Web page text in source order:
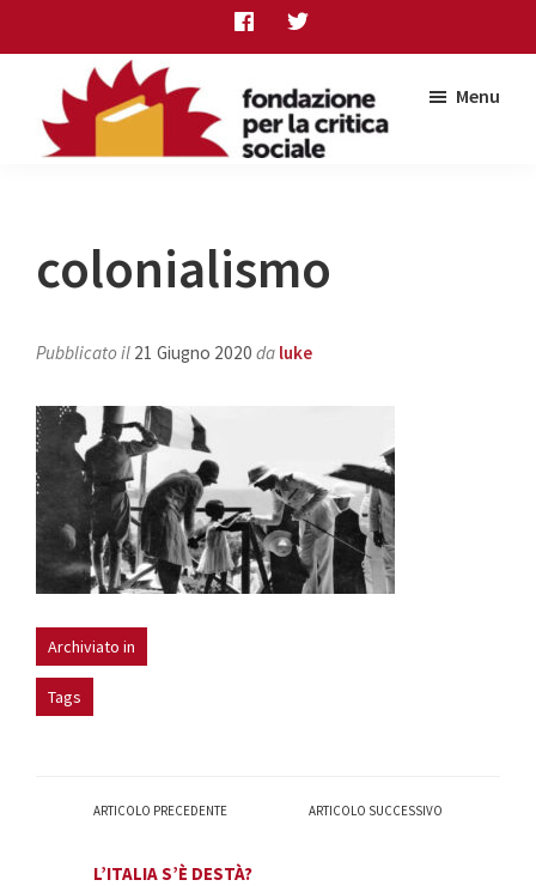
to
content
to
primary
sidebar
to
critica
sociale
Menu
colonialismo
Pubblicato il 21 Giugno 2020 da luke
Archiviato in
Tags
ARTICOLO PRECEDENTE
L’ITALIA S’È DESTÀ?
ARTICOLO SUCCESSIVO